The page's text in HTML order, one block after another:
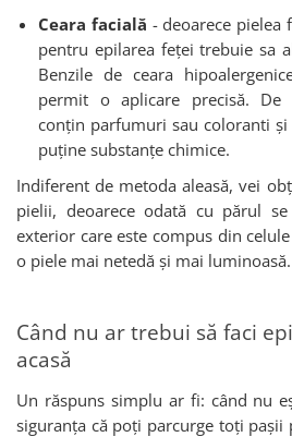
Ceara facială - deoarece pielea
pentru epilarea feței trebuie sa
Benzile de ceara
permit o aplicare precisă. De
conțin parfumuri sau coloranti
puține substanțe chimice.
Indiferent de metoda aleasă, vei
pielii, deoarece odată cu părul
exterior care este compus din
o piele mai netedă și mai luminoasă.
Când nu ar trebui să faci
acasă
Un răspuns simplu ar fi: când nu
siguranța că poți parcurge toți pașii